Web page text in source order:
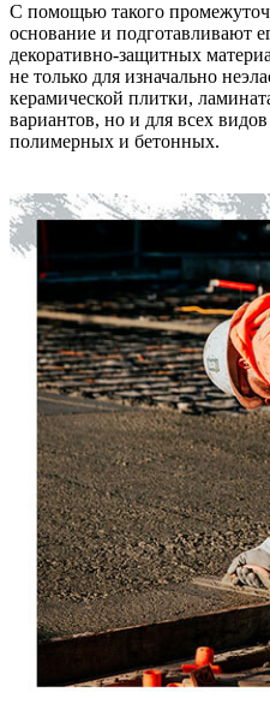
С помощью такого
основание и подготавливают
декоративно-защитных
не только для изначально
керамической плитки,
вариантов, но и для всех
полимерных и бетонных.